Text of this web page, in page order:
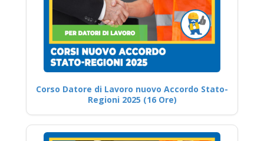
Corso Datore di Lavoro nuovo Accordo Stato-
Regioni 2025 (16 Ore)